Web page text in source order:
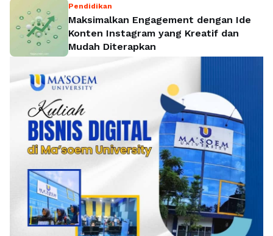
Pendidikan
Maksimalkan Engagement dengan Ide
Konten Instagram yang Kreatif dan
Mudah Diterapkan